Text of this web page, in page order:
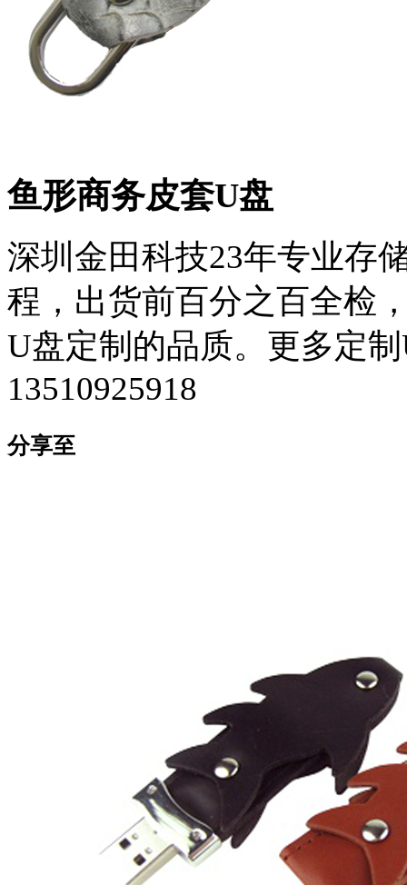
鱼形商务皮套U盘
深圳金田科技23年专业存
程，出货前百分之百全检
U盘定制的品质。更多定
13510925918
分享至